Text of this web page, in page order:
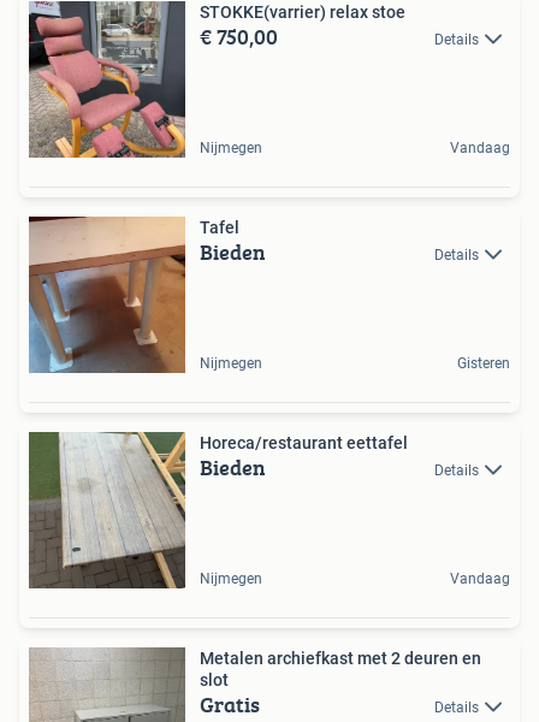
STOKKE(varrier) relax stoe
€ 750,00 Details
Nijmegen Vandaag
Tafel
Bieden Details
Nijmegen Gisteren
Horeca/restaurant eettafel
Bieden Details
Nijmegen Vandaag
Metalen archiefkast met 2 deuren en
slot
Gratis Details